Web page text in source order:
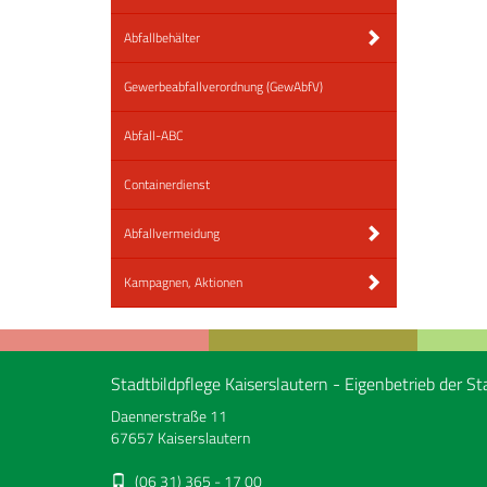
Abfallbehälter
Gewerbeabfallverordnung (GewAbfV)
Abfall-ABC
Containerdienst
Abfallvermeidung
Kampagnen, Aktionen
Stadtbildpflege Kaiserslautern - Eigenbetrieb der
Daennerstraße 11
67657 Kaiserslautern
(06 31) 365 - 17 00